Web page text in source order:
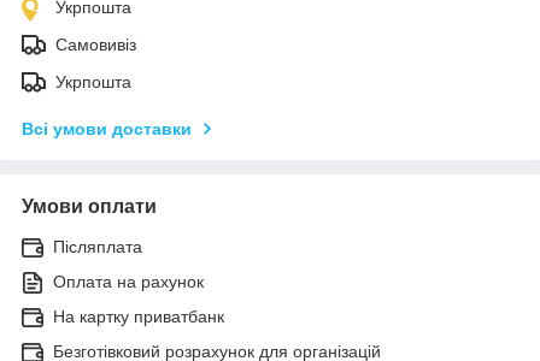
Укрпошта
Самовивіз
Укрпошта
Всі умови доставки
Умови оплати
Післяплата
Оплата на рахунок
На картку приватбанк
Безготівковий розрахунок для організацій